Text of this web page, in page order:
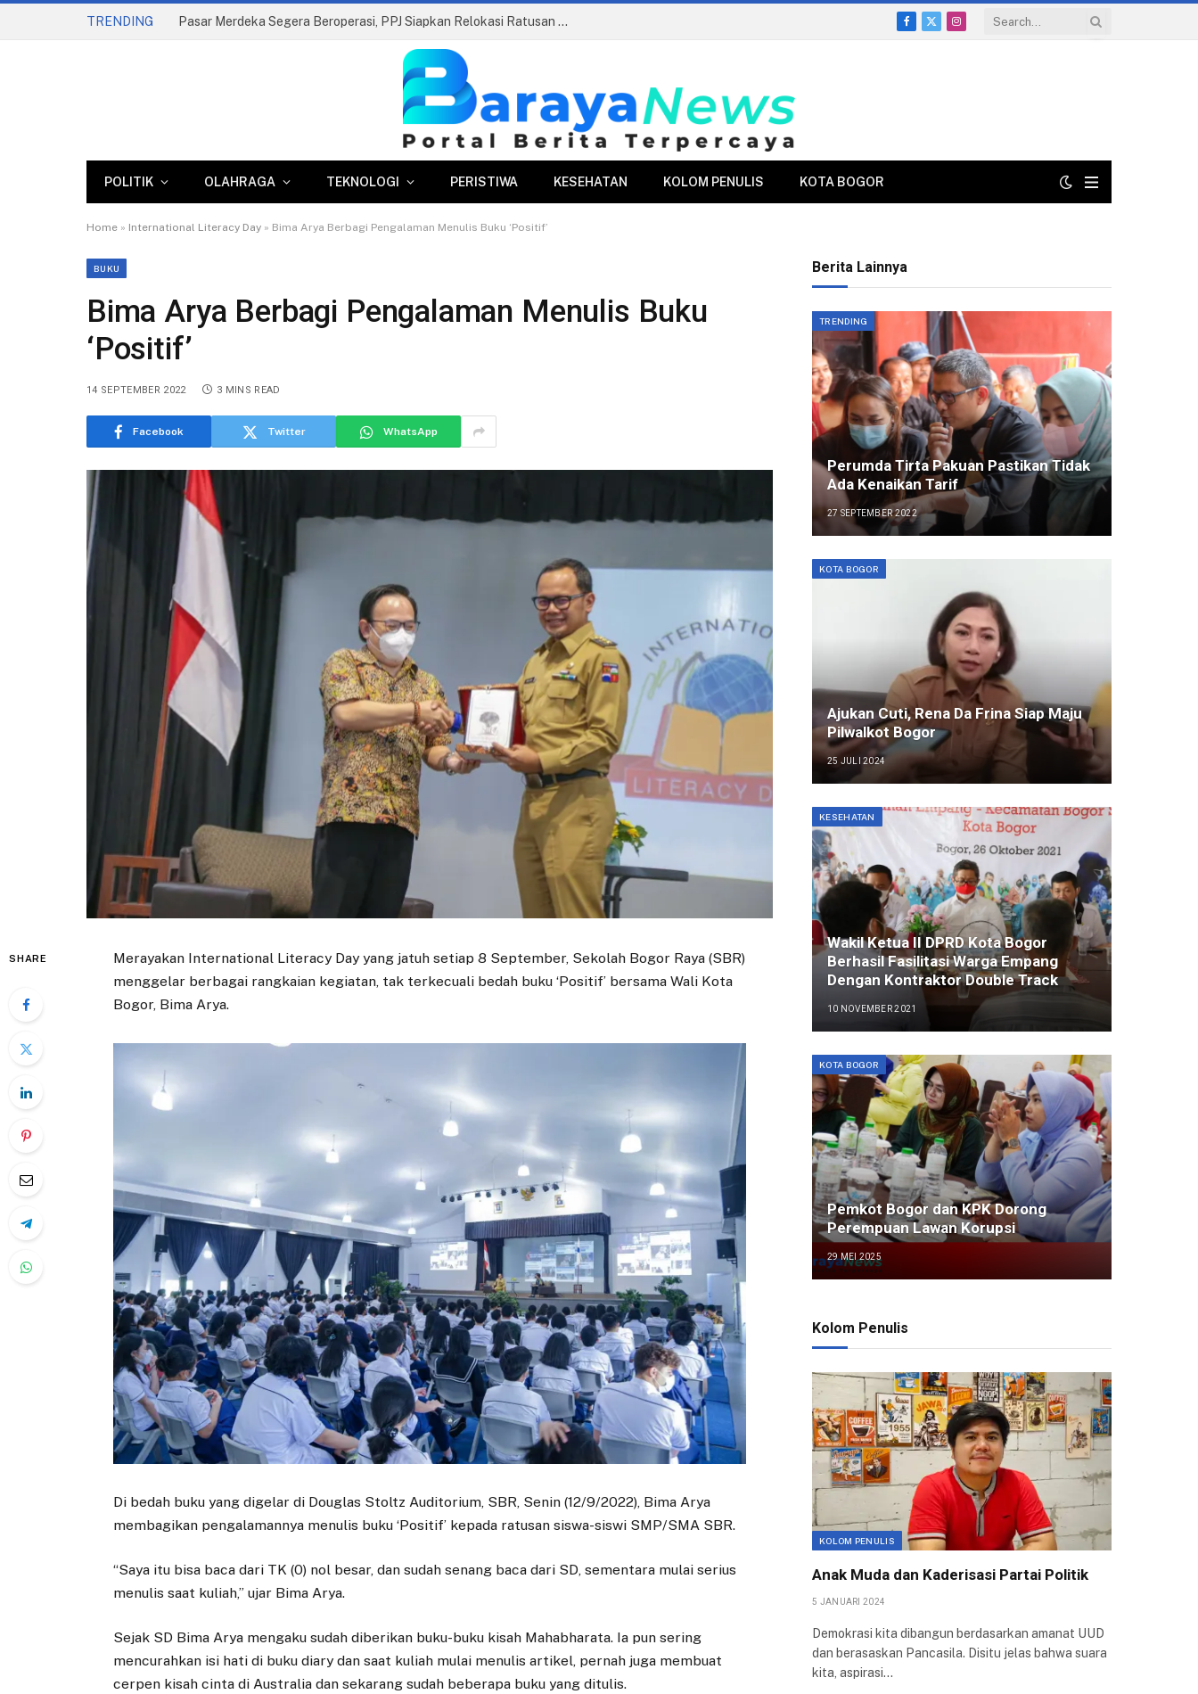
TRENDING Pasar Merdeka Segera Beroperasi, PPJ Siapkan Relokasi Ratusan Pedagang dan PKL
Facebook
X
Instagram
POLITIK OLAHRAGA TEKNOLOGI PERISTIWA KESEHATAN KOLOM PENULIS KOTA BOGOR
Home » International Literacy Day » Bima Arya Berbagi Pengalaman Menulis Buku ‘Positif’
BUKU
Bima Arya Berbagi Pengalaman Menulis Buku
‘Positif’
14 SEPTEMBER 2022 3 MINS READ
Facebook Twitter WhatsApp
SHARE
Merayakan International Literacy Day yang jatuh setiap 8 September, Sekolah Bogor Raya (SBR)
menggelar berbagai rangkaian kegiatan, tak terkecuali bedah buku ‘Positif’ bersama Wali Kota
Bogor, Bima Arya.
Di bedah buku yang digelar di Douglas Stoltz Auditorium, SBR, Senin (12/9/2022), Bima Arya
membagikan pengalamannya menulis buku ‘Positif’ kepada ratusan siswa-siswi SMP/SMA SBR.
“Saya itu bisa baca dari TK (0) nol besar, dan sudah senang baca dari SD, sementara mulai serius
menulis saat kuliah,” ujar Bima Arya.
Sejak SD Bima Arya mengaku sudah diberikan buku-buku kisah Mahabharata. Ia pun sering
mencurahkan isi hati di buku diary dan saat kuliah mulai menulis artikel, pernah juga membuat
cerpen kisah cinta di Australia dan sekarang sudah beberapa buku yang ditulis.
Berita Lainnya
TRENDING
Perumda Tirta Pakuan Pastikan Tidak
Ada Kenaikan Tarif
27 SEPTEMBER 2022
KOTA BOGOR
Ajukan Cuti, Rena Da Frina Siap Maju
Pilwalkot Bogor
25 JULI 2024
KESEHATAN
Wakil Ketua II DPRD Kota Bogor
Berhasil Fasilitasi Warga Empang
Dengan Kontraktor Double Track
10 NOVEMBER 2021
KOTA BOGOR
Pemkot Bogor dan KPK Dorong
Perempuan Lawan Korupsi
29 MEI 2025
Kolom Penulis
KOLOM PENULIS
Anak Muda dan Kaderisasi Partai Politik
5 JANUARI 2024
Demokrasi kita dibangun berdasarkan amanat UUD
dan berasaskan Pancasila. Disitu jelas bahwa suara
kita, aspirasi…